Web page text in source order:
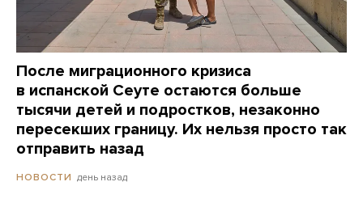
После миграционного кризиса
в испанской Сеуте остаются больше
тысячи детей и подростков, незаконно
пересекших границу. Их нельзя просто так
отправить назад
НОВОСТИ день назад